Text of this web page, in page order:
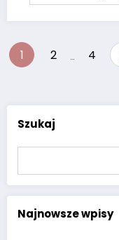
Nawigacja
1 2 4
Szukaj
Najnowsze wpisy